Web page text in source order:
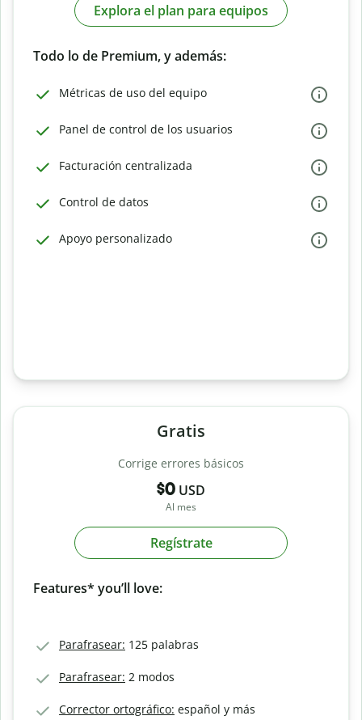
Explora el plan para equipos
Todo lo de Premium, y además:
Métricas de uso del equipo
Panel de control de los usuarios
Facturación centralizada
Control de datos
Apoyo personalizado
Gratis
Corrige errores básicos
$0 USD
Al mes
Regístrate
Features* you’ll love:
Parafrasear: 125 palabras
Parafrasear: 2 modos
Corrector ortográfico: español y más